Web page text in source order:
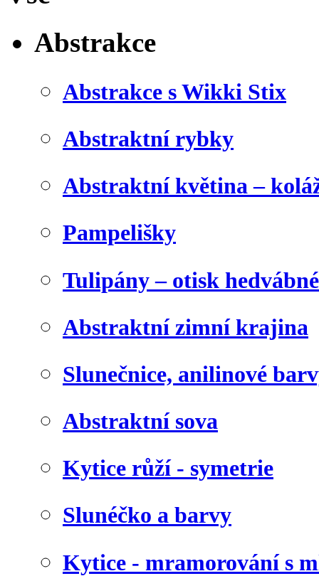
Abstrakce
Abstrakce s Wikki Stix
Abstraktní rybky
Abstraktní květina –
Pampelišky
Tulipány – otisk
Abstraktní zimní krajina
Slunečnice, anilinové
Abstraktní sova
Kytice růží - symetrie
Slunéčko a barvy
Kytice - mramorování s